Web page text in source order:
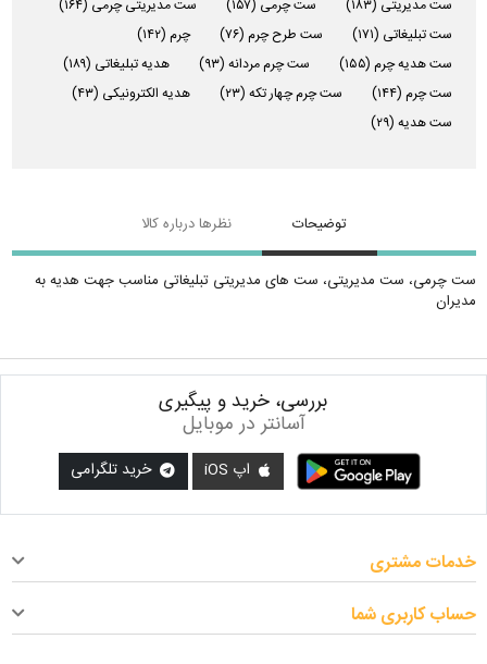
ست مدیریتی (۱۸۳) ست چرمی (۱۵۷) ست مدیریتی چرمی (۱۶۴)
ست تبلیغاتی (۱۷۱) ست طرح چرم (۷۶) چرم (۱۴۲)
ست هدیه چرم (۱۵۵) ست چرم مردانه (۹۳) هدیه تبلیغاتی (۱۸۹)
ست چرم (۱۴۴) ست چرم چهار تکه (۲۳) هدیه الکترونیکی (۴۳)
ست هدیه (۲۹)
توضیحات نظرها درباره کالا
ست چرمی، ست مدیریتی، ست های مدیریتی تبلیغاتی مناسب جهت هدیه به
مدیران
بررسی، خرید و پیگیری
آسانتر در موبایل
اپ iOS خرید تلگرامی
خدمات مشتری
حساب کاربری شما